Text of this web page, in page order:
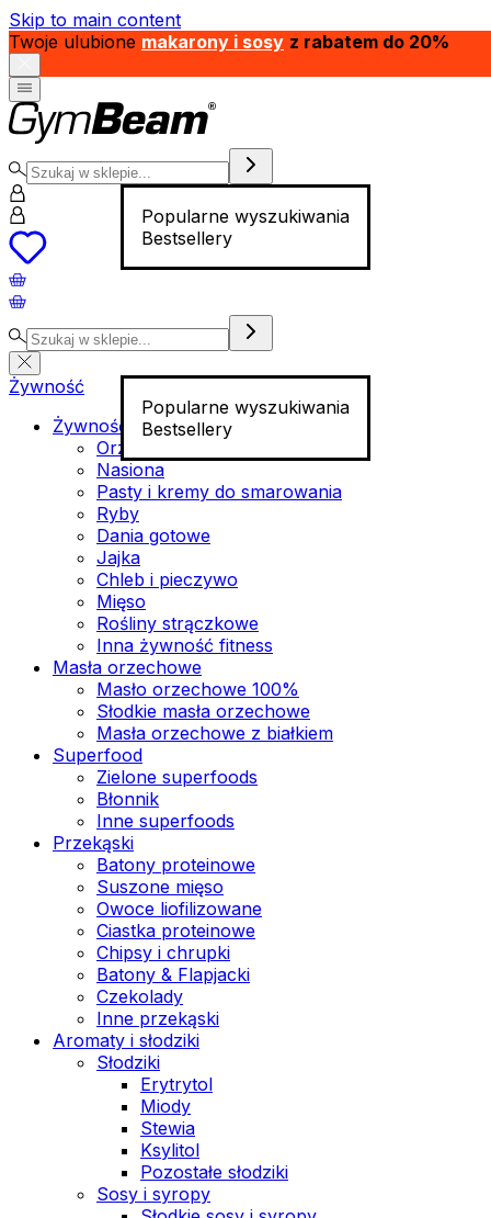
Skip to main content
Twoje ulubione makarony i sosy z rabatem do 20%
Popularne wyszukiwania
Bestsellery
Popularne wyszukiwania
Bestsellery
Żywność
Żywność funkcjonalna
Orzechy
Nasiona
Pasty i kremy do smarowania
Ryby
Dania gotowe
Jajka
Chleb i pieczywo
Mięso
Rośliny strączkowe
Inna żywność fitness
Masła orzechowe
Masło orzechowe 100%
Słodkie masła orzechowe
Masła orzechowe z białkiem
Superfood
Zielone superfoods
Błonnik
Inne superfoods
Przekąski
Batony proteinowe
Suszone mięso
Owoce liofilizowane
Ciastka proteinowe
Chipsy i chrupki
Batony & Flapjacki
Czekolady
Inne przekąski
Aromaty i słodziki
Słodziki
Erytrytol
Miody
Stewia
Ksylitol
Pozostałe słodziki
Sosy i syropy